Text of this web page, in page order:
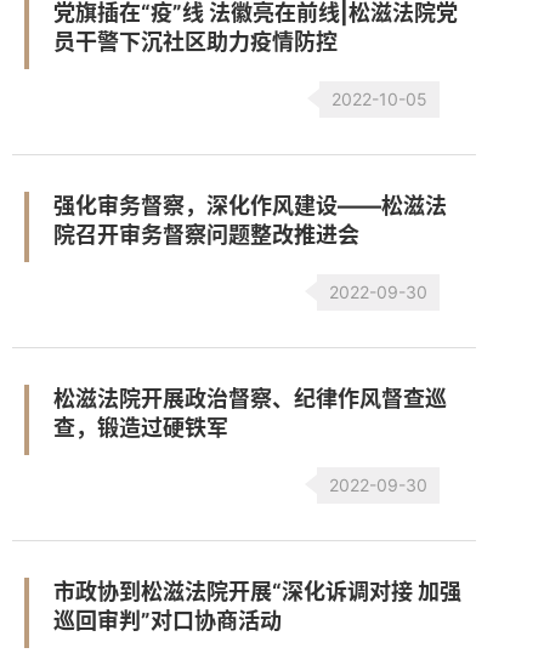
党旗插在“疫”线 法徽亮在前线|松滋法院党
员干警下沉社区助力疫情防控
2022-10-05
强化审务督察，深化作风建设——松滋法
院召开审务督察问题整改推进会
2022-09-30
松滋法院开展政治督察、纪律作风督查巡
查，锻造过硬铁军
2022-09-30
市政协到松滋法院开展“深化诉调对接 加强
巡回审判”对口协商活动